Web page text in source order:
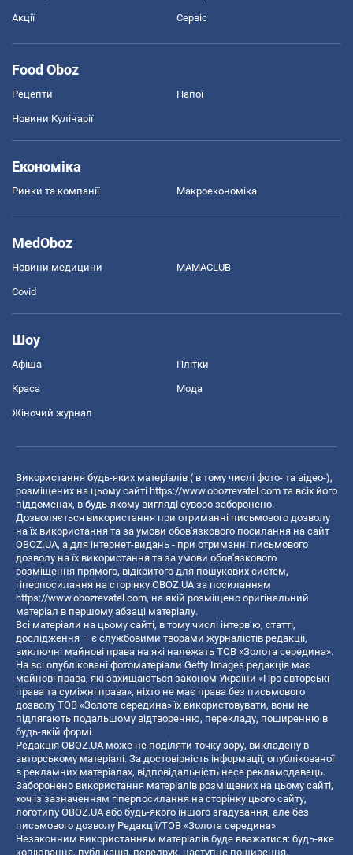
Акції Сервіс
Food Oboz
Рецепти Напої
Новини Кулінарії
Економіка
Ринки та компанії Макроекономіка
MedOboz
Новини медицини MAMACLUB
Covid
Шоу
Афіша Плітки
Краса Мода
Жіночий журнал
Використання будь-яких матеріалів ( в тому числі фото- та відео-),
розміщених на цьому сайті https://www.obozrevatel.com та всіх його
піддоменах, в будь-якому вигляді суворо заборонено.
Дозволяється використання при отриманні письмового дозволу
на їх використання та за умови обов'язкового посилання на сайт
OBOZ.UA, а для інтернет-видань - при отриманні письмового
дозволу на їх використання та за умови обов'язкового
розміщення прямого, відкритого для пошукових систем,
гіперпосилання на сторінку OBOZ.UA за посиланням
https://www.obozrevatel.com, на якій розміщено оригінальний
матеріал в першому абзаці матеріалу.
Всі матеріали на цьому сайті, в тому числі інтерв’ю, статті,
дослідження – є службовими творами журналістів редакції,
виключні майнові права на які належать ТОВ «Золота середина».
На всі опубліковані фотоматеріали Getty Images редакція має
майнові права, які захищаються законом України «Про авторські
права та суміжні права», ніхто не має права без письмового
дозволу ТОВ «Золота середина» їх використовувати, вони не
підлягають подальшому відтворенню, перекладу, поширенню в
будь-якій формі.
Редакція OBOZ.UA може не поділяти точку зору, викладену в
авторському матеріалі. За достовірність інформації, опублікованої
в рекламних матеріалах, відповідальність несе рекламодавець.
Заборонено використання матеріалів розміщених на цьому сайті,
хоч із зазначенням гіперпосилання на сторінку цього сайту,
логотипу OBOZ.UA або будь-якого іншого згадування, але без
письмового дозволу Редакції/ТОВ «Золота середина»
Незаконним використанням матеріалів буде вважатися: будь-яке
копiювання, публiкацiя, передрук, наступне поширення,